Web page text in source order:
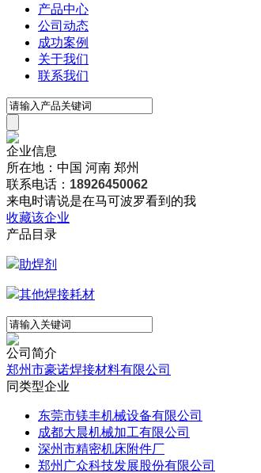
产品中心
公司动态
成功案例
关于我们
联系我们
企业信息
所在地：中国 河南 郑州
联系电话： 18926450062
来电时请说是在马可波罗看到的我
收藏该企业
产品目录
助焊剂
其他焊接耗材
公司简介
郑州市豪诺焊接材料有限公司
同类型企业
东莞市镁丰机械设备有限公司
成都大晨机械加工有限公司
深州市精密机床附件厂
郑州广众科技发展股份有限公司